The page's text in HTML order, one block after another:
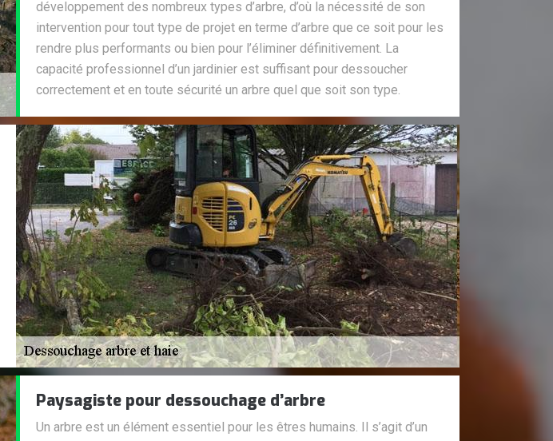
développement des nombreux types d’arbre, d’où la nécessité de son
intervention pour tout type de projet en terme d’arbre que ce soit pour les
rendre plus performants ou bien pour l’éliminer définitivement. La
capacité professionnel d’un jardinier est suffisant pour dessoucher
correctement et en toute sécurité un arbre quel que soit son type.
Paysagiste pour dessouchage d’arbre
Un arbre est un élément essentiel pour les êtres humains. Il s’agit d’un